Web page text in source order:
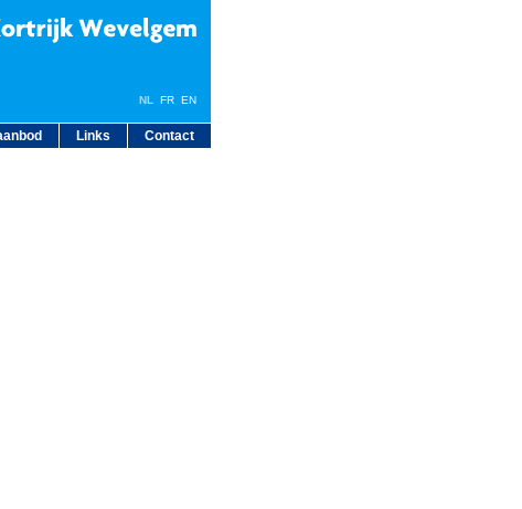
Links Contact
NL FR EN